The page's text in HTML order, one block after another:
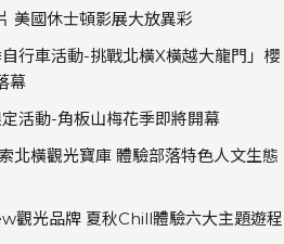
美國休士頓影展大放異彩
行車活動-挑戰北橫X橫越大龍門」櫻
幕
活動-角板山梅花季即將開幕
北橫觀光寶庫 體驗部落特色人文生態
觀光品牌 夏秋Chill體驗六大主題遊程